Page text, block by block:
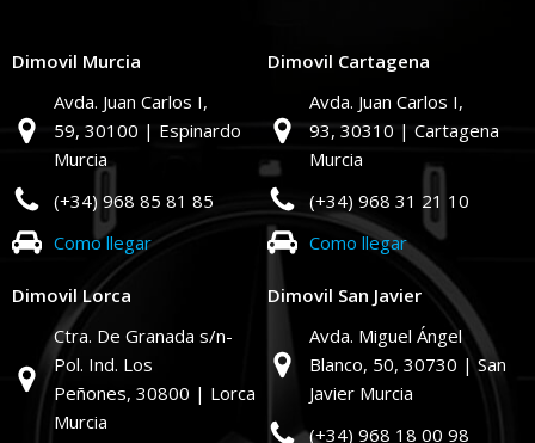
Dimovil Murcia
Avda. Juan Carlos I,
59, 30100 | Espinardo
Murcia
(+34) 968 85 81 85
Como llegar
Dimovil Cartagena
Avda. Juan Carlos I,
93, 30310 | Cartagena
Murcia
(+34) 968 31 21 10
Como llegar
Dimovil Lorca
Ctra. De Granada s/n-
Pol. Ind. Los
Peñones, 30800 | Lorca
Murcia
Dimovil San Javier
Avda. Miguel Ángel
Blanco, 50, 30730 | San
Javier Murcia
(+34) 968 18 00 98